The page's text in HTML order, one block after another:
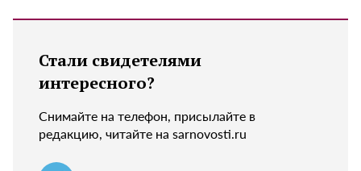
Стали свидетелями
интересного?
Снимайте на телефон, присылайте в
редакцию, читайте на sarnovosti.ru